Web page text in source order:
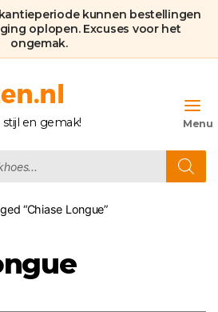
kunnen bestellingen
oplopen. Excuses voor het
ongemak.
en gemak!
“Chiase Longue”